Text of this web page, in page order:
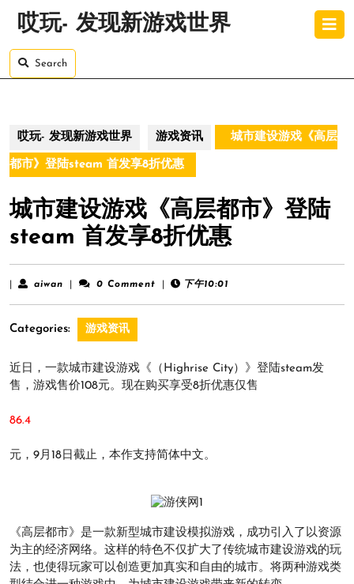
哎玩- 发现新游戏世界
Search
哎玩- 发现新游戏世界 游戏资讯 城市建设游戏《高层
都市》登陆steam 首发享8折优惠
城市建设游戏《高层都市》登陆
steam 首发享8折优惠
aiwan aiwan 0 Comment 下午10:01
Categories: 游戏资讯
近日，一款城市建设游戏《（Highrise City）》登陆steam发
售，游戏售价108元。现在购买享受8折优惠仅售
86.4
元，9月18日截止，本作支持简体中文。
《高层都市》是一款新型城市建设模拟游戏，成功引入了以资源
为主的经济网络。这样的特色不仅扩大了传统城市建设游戏的玩
法，也使得玩家可以创造更加真实和自由的城市。将两种游戏类